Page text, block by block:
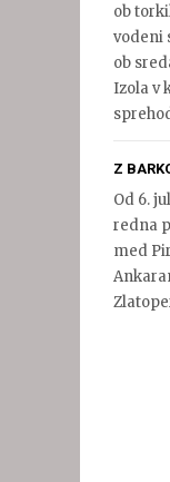
ob
vodeni
ob
Izola v
Z
Od 6.
redna
med